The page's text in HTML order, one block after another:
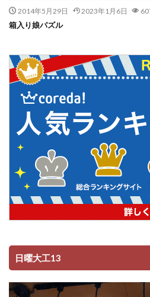
2014年5月29日 2023年1月6日
箱入り娘パズル
日曜大工13